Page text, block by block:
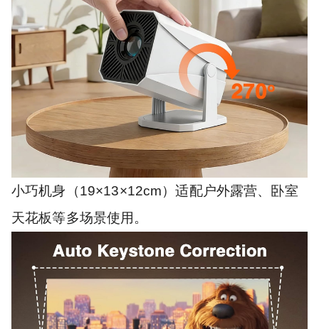
小巧机身（19×13×12cm）适配户外露营、卧室
天花板等多场景使用。